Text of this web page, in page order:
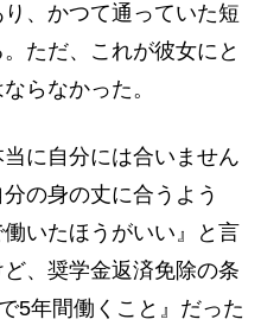
、かつて通っていた短
ただ、これが彼女にと
らなかった。
当に自分には合いません
の身の丈に合うよう
いたほうがいい』と言
、奨学金返済免除の条
5年間働くこと』だった